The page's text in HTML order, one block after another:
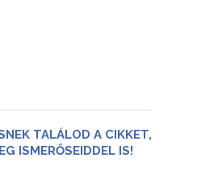
TALÁLOD A CIKKET,
ISMERŐSEIDDEL IS!